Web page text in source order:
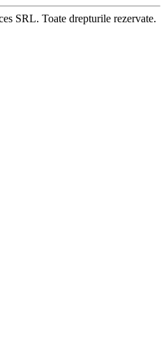
SRL. Toate drepturile rezervate.